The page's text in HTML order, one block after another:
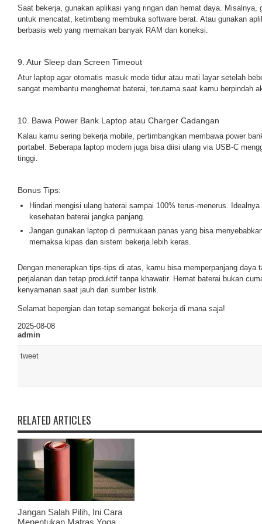
Saat bekerja, gunakan aplikasi yang ringan dan hemat daya. Misalnya,
untuk mencatat, ketimbang membuka software berat. Atau gunakan
berbasis web yang memakan banyak RAM dan koneksi.
9. Atur Sleep dan Screen Timeout
Atur laptop agar otomatis masuk mode tidur atau mati layar setelah
sangat membantu menghemat baterai, terutama saat kamu berpindah
10. Bawa Power Bank Laptop atau Charger Cadangan
Kalau kamu sering bekerja mobile, pertimbangkan membawa power
portabel. Beberapa laptop modern juga bisa diisi ulang via USB-C
tinggi.
Bonus Tips:
Hindari mengisi ulang baterai sampai 100% terus-menerus.
kesehatan baterai jangka panjang.
Jangan gunakan laptop di permukaan panas yang bisa
memaksa kipas dan sistem bekerja lebih keras.
Dengan menerapkan tips-tips di atas, kamu bisa memperpanjang daya
perjalanan dan tetap produktif tanpa khawatir. Hemat baterai bukan
kenyamanan saat jauh dari sumber listrik.
Selamat bepergian dan tetap semangat bekerja di mana saja!
2025-08-08
admin
tweet
RELATED ARTICLES
Jangan Salah Pilih, Ini Cara
Menentukan Matras Yoga